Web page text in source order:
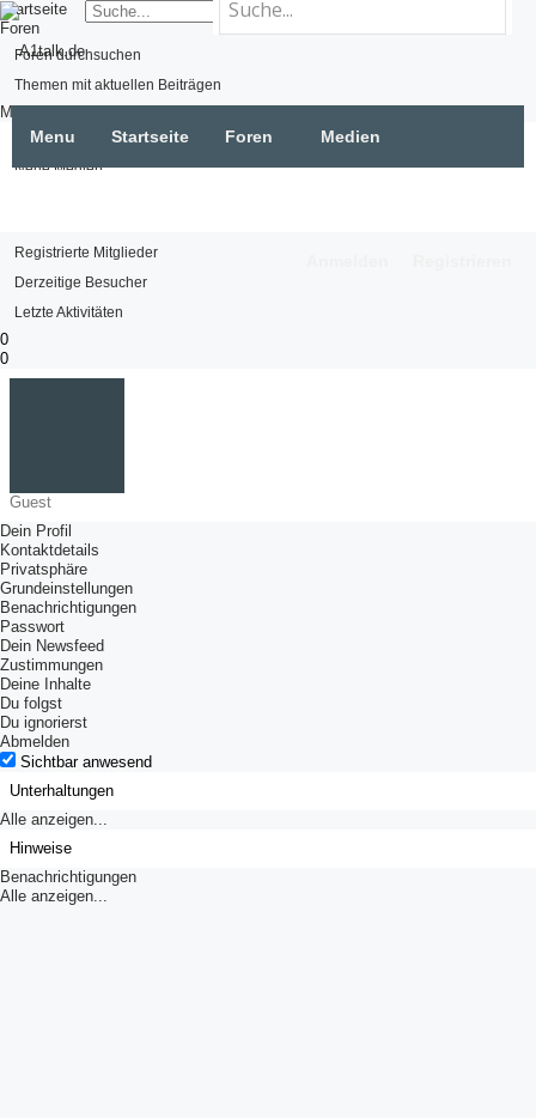
Startseite
Foren
Foren durchsuchen
Themen mit aktuellen Beiträgen
Medien
Medien suchen
Neue Medien
Registrierte Mitglieder
Derzeitige Besucher
Letzte Aktivitäten
0
0
Guest
Dein Profil
Kontaktdetails
Privatsphäre
Grundeinstellungen
Benachrichtigungen
Passwort
Dein Newsfeed
Zustimmungen
Deine Inhalte
Du folgst
Du ignorierst
Abmelden
Sichtbar anwesend
Unterhaltungen
Alle anzeigen...
Hinweise
Benachrichtigungen
Alle anzeigen...
Menu Startseite Foren Medien